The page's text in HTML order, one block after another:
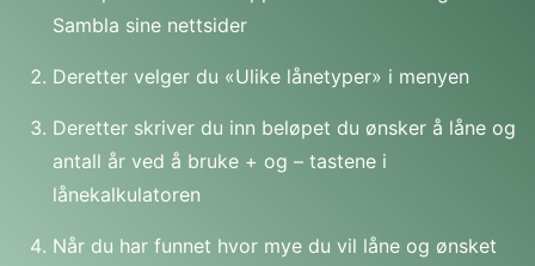
Sambla sine nettsider
Deretter velger du «Ulike lånetyper» i menyen
Deretter skriver du inn beløpet du ønsker å låne og
antall år ved å bruke + og – tastene i
lånekalkulatoren
Når du har funnet hvor mye du vil låne og ønsket